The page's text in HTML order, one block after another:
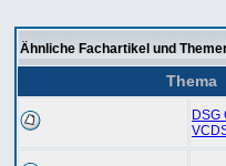
Ähnliche Fachartikel und
Thema
DSG